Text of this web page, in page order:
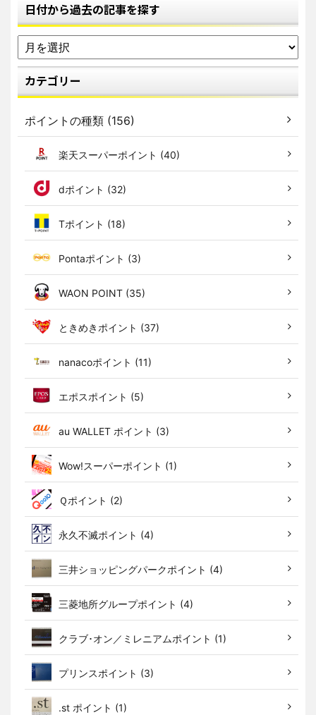
日付から過去の記事を探す
カテゴリー
ポイントの種類 (156)
楽天スーパーポイント (40)
dポイント (32)
Tポイント (18)
Pontaポイント (3)
WAON POINT (35)
ときめきポイント (37)
nanacoポイント (11)
エポスポイント (5)
au WALLET ポイント (3)
Wow!スーパーポイント (1)
Ｑポイント (2)
永久不滅ポイント (4)
三井ショッピングパークポイント (4)
三菱地所グループポイント (4)
クラブ･オン／ミレニアムポイント (1)
プリンスポイント (3)
.st ポイント (1)